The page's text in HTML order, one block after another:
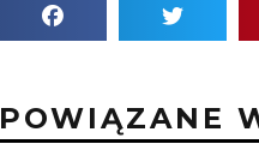
POWIĄZANE